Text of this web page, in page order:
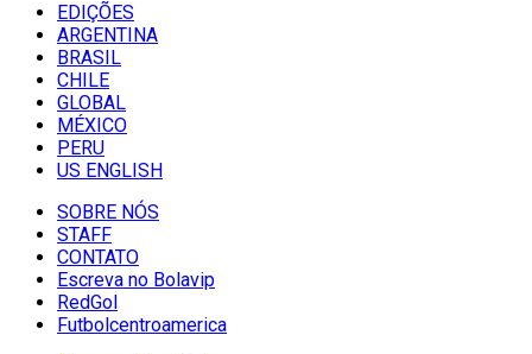
EDIÇÕES
ARGENTINA
BRASIL
CHILE
GLOBAL
MÉXICO
PERU
US ENGLISH
SOBRE NÓS
STAFF
CONTATO
Escreva no Bolavip
RedGol
Futbolcentroamerica